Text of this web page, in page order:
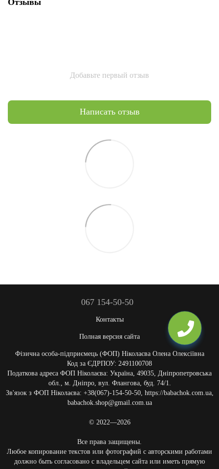
Добавьте первый отзыв
Написать отзыв
067 154-50-50
Контакты
Полная версия сайта
Фізична особа-підприємець (ФОП) Ніколаєва Олена Олексіївна
Код за ЄДРПОУ: 2491100708
Податкова адреса ФОП Ніколаєва: Україна, 49035, Дніпропетровська
обл., м. Дніпро, вул. Флангова, буд. 74/1.
Зв'язок з ФОП Ніколаєва: +38(067)-154-50-50, https://babachok.com.ua,
babachok.shop@gmail.com.ua
© 2022—2026
Все права защищены.
Любое копирование текстов или фотографий с авторскими работами
должно быть согласовано с владельцем сайта или иметь прямую